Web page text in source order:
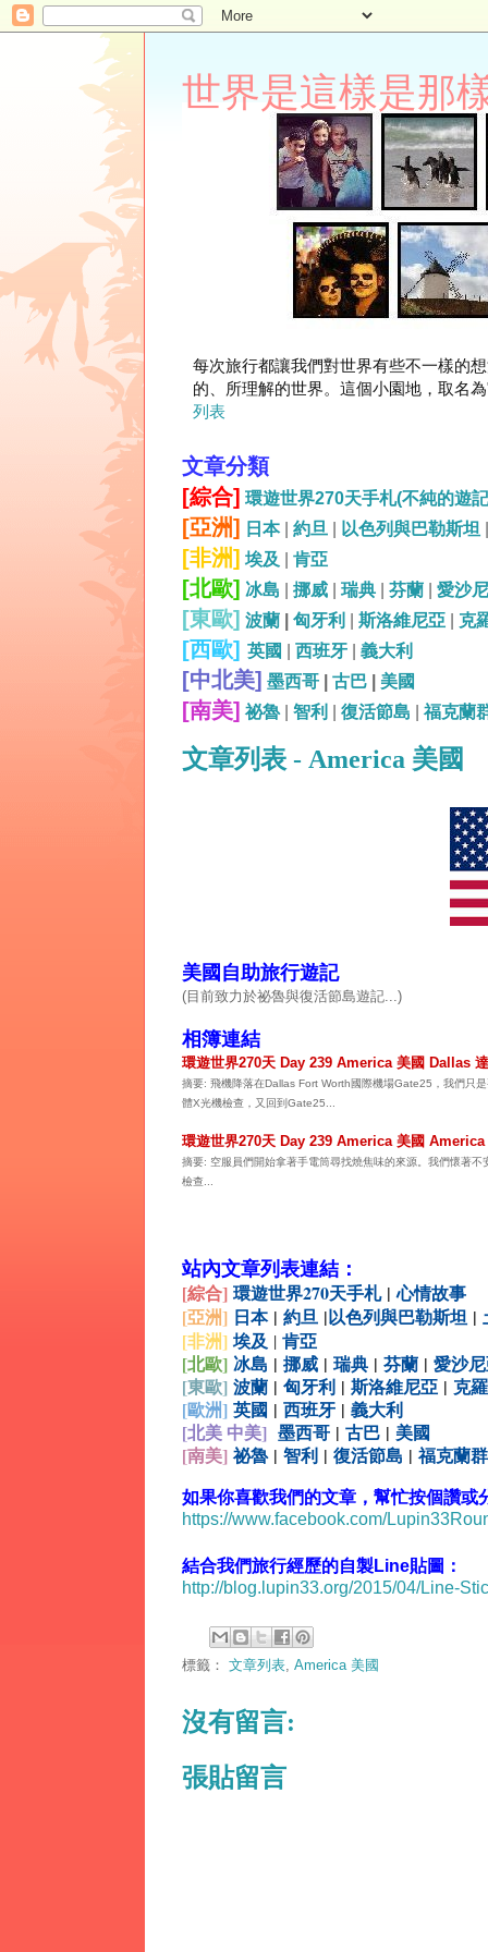
世界是這樣是那
每次旅行都讓我們對世界有些不一樣的
的、所理解的世界。這個小園地，取名
列表
文章分類
[綜合] 環遊世界270天手札(不純的遊
[亞洲] 日本| 約旦 以色列與巴勒斯坦
[非洲] 埃及 肯亞
[北歐] 冰島 挪威 瑞典 芬蘭 愛沙
[東歐] 波蘭 匈牙利 斯洛維尼亞 克
[西歐] 英國 西班牙 義大利
[中北美] 墨西哥 古巴 美國
[南美] 祕魯| 智利 復活節島 福克蘭
文章列表 - America 美國
美國自助旅行遊記
(目前致力於祕魯與復活節島遊記...)
相簿連結
環遊世界270天 Day 239 America 美國 Dallas
摘要: 飛機降落在Dallas Fort Worth國際機場Gate25，我們只
體X光機檢查，又回到Gate25...
環遊世界270天 Day 239 America 美國
摘要: 空服員們開始拿著手電筒尋找燒焦味的來源。我們懷著
檢查...
站內文章列表連結：
[綜合] 環遊世界270天手札|心情故事
[亞洲] 日本 | 約旦 |以色列與巴勒斯坦 |
[非洲] 埃及 | 肯亞
[北歐] 冰島 | 挪威 | 瑞典 | 芬蘭 | 愛沙
[東歐] 波蘭 | 匈牙利 | 斯洛維尼亞 | 克
[歐洲] 英國 | 西班牙 | 義大利
[北美 中美] 墨西哥 | 古巴 | 美國
[南美] 祕魯 | 智利 | 復活節島 | 福克蘭
如果你喜歡我們的文章，幫忙按個讚或
https://www.facebook.com/
結合我們旅行經歷的自製Line貼圖：
http://blog.lupin33.org/2015/04/Line-
標籤： 文章列表 America 美國
沒有留言:
張貼留言